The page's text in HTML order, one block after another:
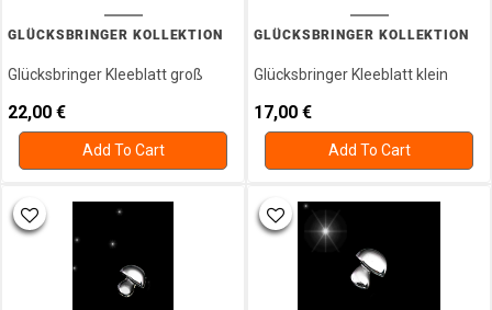
GLÜCKSBRINGER KOLLEKTION
Glücksbringer Kleeblatt groß
22,00 €
Add To Cart
GLÜCKSBRINGER KOLLEKTION
Glücksbringer Kleeblatt klein
17,00 €
Add To Cart